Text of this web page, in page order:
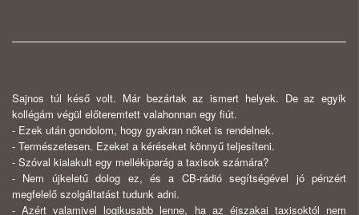
Sajnos túl késő volt. Már bezártak az ismert helyek. De az egyik
kollégám végül előteremtett valahonnan egy fiút.
- Ezek után gondolom, hogy gyakran nőket is rendelnek.
- Természetesen. Ezeket a kéréseket könnyű teljesíteni.
- Szóval kialakult egy mellékiparág a taxisok számára?
- Nem újkeletű dolog ez, és a CB-rádió segítségével jó pénzért
megfelelő szolgáltatást tudunk adni.
- Azért valamivel logikusabb lenne, ha az éjszakai taxisoktól nem